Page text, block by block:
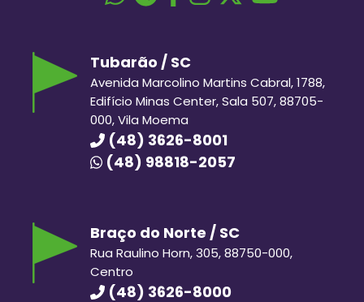
Tubarão / SC
Avenida Marcolino Martins Cabral, 1788,
Edifício Minas Center, Sala 507, 88705-
000, Vila Moema
(48) 3626-8001
(48) 98818-2057
Braço do Norte / SC
Rua Raulino Horn, 305, 88750-000,
Centro
(48) 3626-8000